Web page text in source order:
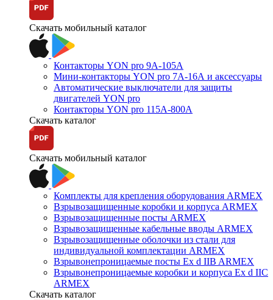
Скачать мобильный каталог
Контакторы YON pro 9А-105А
Мини-контакторы YON pro 7А-16А и аксессуары
Автоматические выключатели для защиты
двигателей YON pro
Контакторы YON pro 115А-800А
Скачать каталог
Скачать мобильный каталог
Комплекты для крепления оборудования ARMEX
Взрывозащищенные коробки и корпуса ARMEX
Взрывозащищенные посты ARMEX
Взрывозащищенные кабельные вводы ARMEX
Взрывозащищенные оболочки из стали для
индивидуальной комплектации ARMEX
Взрывонепроницаемые посты Ex d IIB ARMEX
Взрывонепроницаемые коробки и корпуса Ex d IIС
ARMEX
Скачать каталог